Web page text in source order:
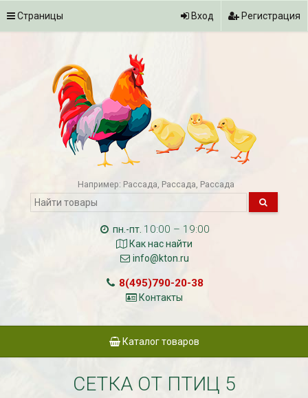
Страницы Вход Регистрация
Например: Рассада Рассада Рассада
пн.-пт. 10:00 – 19:00
Как нас найти
info@kton.ru
8(495)790-20-38
Контакты
Каталог товаров
СЕТКА ОТ ПТИЦ 5